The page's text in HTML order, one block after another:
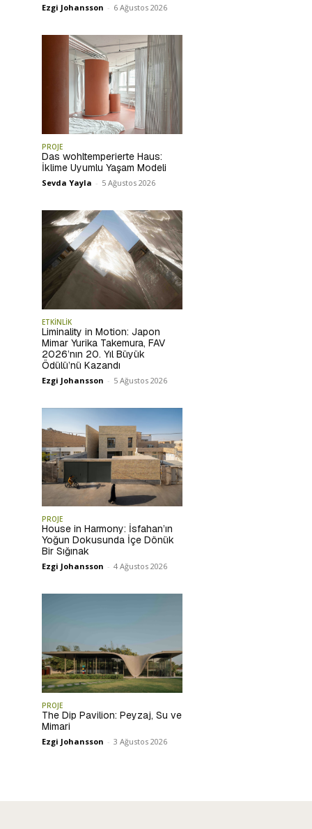
Ezgi Johansson - 6 Ağustos 2026
PROJE
Das wohltemperierte Haus:
İklime Uyumlu Yaşam Modeli
Sevda Yayla - 5 Ağustos 2026
ETKİNLİK
Liminality in Motion: Japon
Mimar Yurika Takemura, FAV
2026’nın 20. Yıl Büyük
Ödülü’nü Kazandı
Ezgi Johansson - 5 Ağustos 2026
PROJE
House in Harmony: İsfahan’ın
Yoğun Dokusunda İçe Dönük
Bir Sığınak
Ezgi Johansson - 4 Ağustos 2026
PROJE
The Dip Pavilion: Peyzaj, Su ve
Mimari
Ezgi Johansson - 3 Ağustos 2026